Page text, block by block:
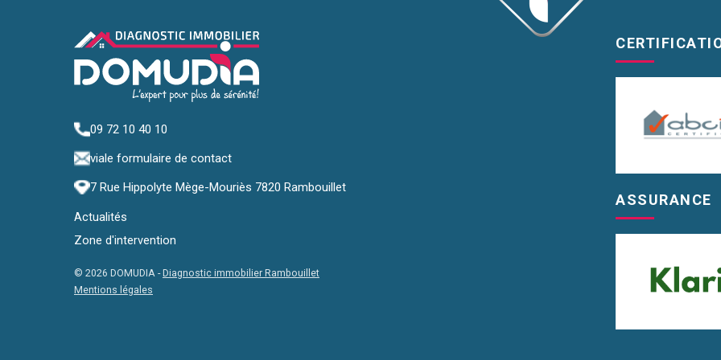
09 72 10 40 10
viale formulaire de contact
7 Rue Hippolyte Mège-Mouriès 7820 Rambouillet
Actualités
Zone d'intervention
© 2026 DOMUDIA -Diagnostic immobilier Rambouillet
Mentions légales
ASSURANCE